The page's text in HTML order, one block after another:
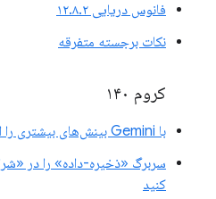
فانوس دریایی ۱۲.۸.۲
نکات برجسته متفرقه
کروم ۱۴۰
با Gemini بینش‌های بیشتری را اشکال‌زدایی کنید
سربرگ «ذخیره-داده» را در
کنید